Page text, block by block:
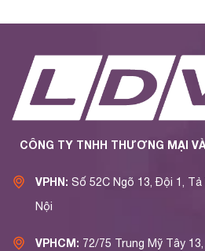
CÔNG TY TNHH THƯƠNG MẠI
VPHN: Số 52C Ngõ 13, Đội 1, Tả
Nội
VPHCM: 72/75 Trung Mỹ Tây